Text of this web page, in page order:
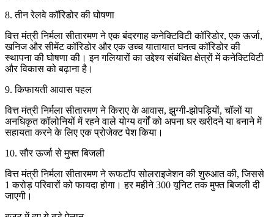
8. तीन रेलवे कॉरिडोर की घोषणा
वित्त मंत्री निर्मला सीतारमण ने एक बंदरगाह कनेक्टिविटी कॉरिडोर, एक ऊर्जा,
खनिज और सीमेंट कॉरिडोर और एक उच्च यातायात घनत्व कॉरिडोर की
स्थापना की घोषणा की। इन गलियारों का उद्देश्य संबंधित क्षेत्रों में कनेक्टिविटी
और विकास को बढ़ाना है।
9. किफायती आवास पहल
वित्त मंत्री निर्मला सीतारमण ने किराए के आवास, झुग्गी-झोपड़ियों, चॉलों या
अनधिकृत कॉलोनियों में रहने वाले योग्य वर्गों को अपना घर खरीदने या बनाने में
सहायता करने के लिए एक प्रोजेक्ट पेश किया।
10. सौर ऊर्जा से मुफ्त बिजली
वित्त मंत्री निर्मला सीतारमण ने रूफटॉप सोलराइजेशन की शुरुआत की, जिससे
1 करोड़ परिवारों को फायदा होगा। हर महीने 300 यूनिट तक मुफ्त बिजली दी
जाएगी।